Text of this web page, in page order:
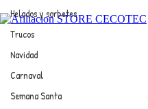
Helados y sorbetes
Trucos
Navidad
Carnaval
Semana Santa